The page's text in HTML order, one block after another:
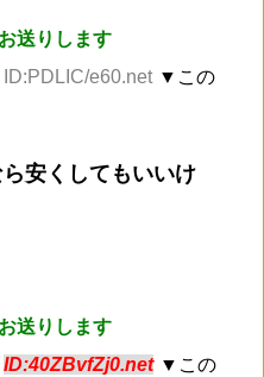
送りします
e60.net ▼この
安くしてもいいけ
送りします
ID:40ZBvfZj0.net ▼この